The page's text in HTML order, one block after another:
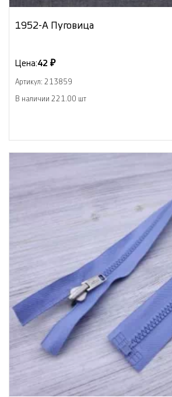
1952-А Пуговица
Цена:42 ₽
Артикул: 213859
В наличии 221.00 шт